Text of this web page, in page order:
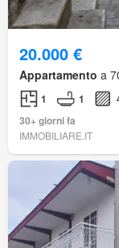
20.000 €
Appartamento a
1 1
30+ giorni fa
IMMOBILIARE.IT